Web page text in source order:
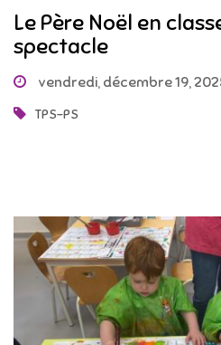
Le Père Noël en
spectacle
vendredi, décembre 19,
TPS-PS